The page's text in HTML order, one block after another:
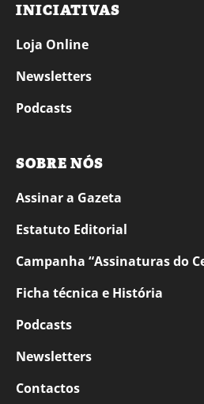
INICIATIVAS
Loja Online
Newsletters
Podcasts
SOBRE NÓS
Assinar a Gazeta
Estatuto Editorial
Campanha “Assinaturas do
Ficha técnica e História
Podcasts
Newsletters
Contactos